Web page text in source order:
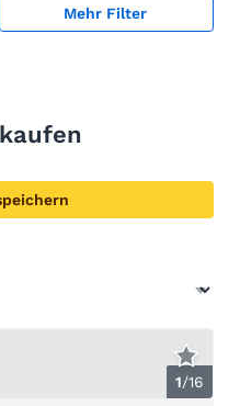
Mehr Filter
1/16